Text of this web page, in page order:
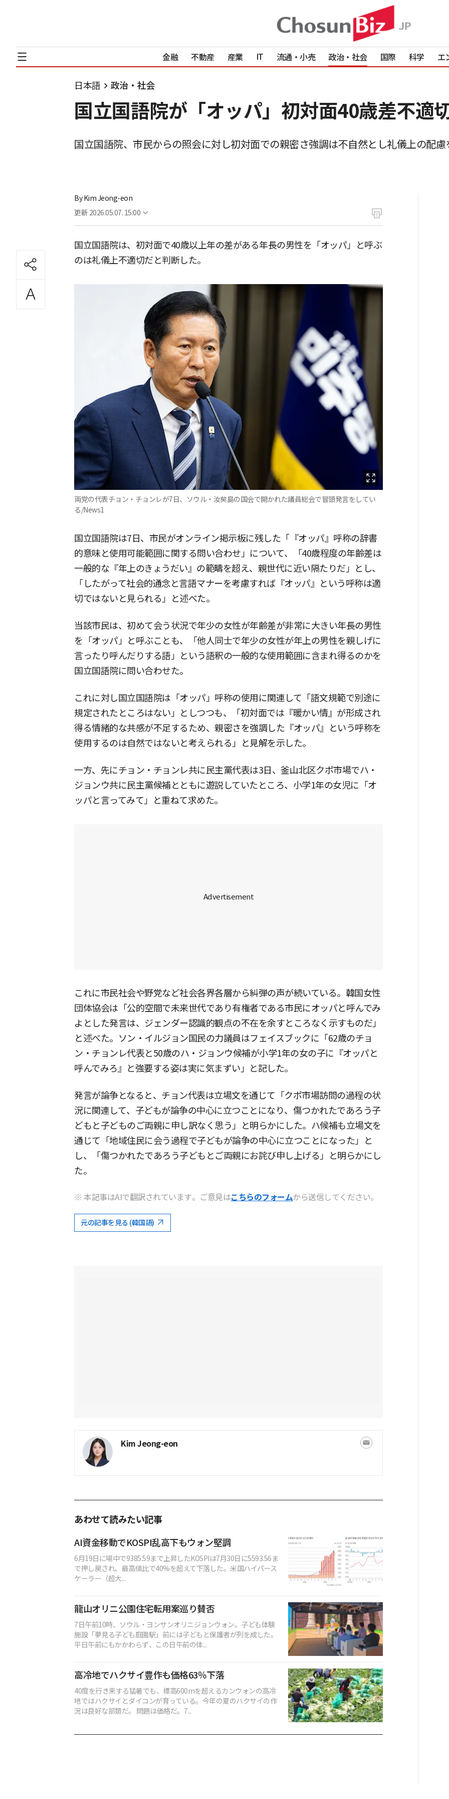
金融 不動産 産業 IT 流通・小売 政治・社会 国際 科学 エ
日本語 政治・社会
国立国語院が「オッパ」初対面40歳差不適
国立国語院、市民からの照会に対し初対面での親密さ強調は不自然とし礼儀上の配慮
ByKim Jeong-eon
更新 2026.05.07. 15:00
国立国語院は、初対面で40歳以上年の差がある年長の男性を「オッパ」と呼ぶ
のは礼儀上不適切だと判断した。
両党の代表チョン・チョンレが7日、ソウル・汝矣島の国会で開かれた議員総会で冒頭発言をしてい
る/News1
国立国語院は7日、市民がオンライン掲示板に残した「『オッパ』呼称の辞書
的意味と使用可能範囲に関する問い合わせ」について、「40歳程度の年齢差は
一般的な『年上のきょうだい』の範疇を超え、親世代に近い隔たりだ」とし、
「したがって社会的通念と言語マナーを考慮すれば『オッパ』という呼称は適
切ではないと見られる」と述べた。
当該市民は、初めて会う状況で年少の女性が年齢差が非常に大きい年長の男性
を「オッパ」と呼ぶことも、「他人同士で年少の女性が年上の男性を親しげに
言ったり呼んだりする語」という語釈の一般的な使用範囲に含まれ得るのかを
国立国語院に問い合わせた。
これに対し国立国語院は「オッパ」呼称の使用に関連して「語文規範で別途に
規定されたところはない」としつつも、「初対面では『暖かい情』が形成され
得る情緒的な共感が不足するため、親密さを強調した『オッパ』という呼称を
使用するのは自然ではないと考えられる」と見解を示した。
一方、先にチョン・チョンレ共に民主黨代表は3日、釜山北区クポ市場でハ・
ジョンウ共に民主黨候補とともに遊説していたところ、小学1年の女児に「オ
ッパと言ってみて」と重ねて求めた。
これに市民社会や野党など社会各界各層から糾弾の声が続いている。韓国女性
団体協会は「公的空間で未来世代であり有権者である市民にオッパと呼んでみ
よとした発言は、ジェンダー認識的観点の不在を余すところなく示すものだ」
と述べた。ソン・イルジョン国民の力議員はフェイスブックに「62歳のチョ
ン・チョンレ代表と50歳のハ・ジョンウ候補が小学1年の女の子に『オッパと
呼んでみろ』と強要する姿は実に気まずい」と記した。
発言が論争となると、チョン代表は立場文を通じて「クポ市場訪問の過程の状
況に関連して、子どもが論争の中心に立つことになり、傷つかれたであろう子
どもと子どものご両親に申し訳なく思う」と明らかにした。ハ候補も立場文を
通じて「地域住民に会う過程で子どもが論争の中心に立つことになった」と
し、「傷つかれたであろう子どもとご両親にお詫び申し上げる」と明らかにし
た。
※ 本記事はAIで翻訳されています。ご意見はこちらのフォームから送信してください。
元の記事を見る (韓国語)
Kim Jeong-eon
あわせて読みたい記事
AI資金移動でKOSPI乱高下もウォン堅調
6月19日に場中で9385.59まで上昇したKOSPIは7月30日に5593.56ま
で押し戻され、最高値比で40%を超えて下落した。米国ハイパース
ケーラー（超大...
龍山オリニ公園住宅転用案巡り賛否
7日午前10時、ソウル・ヨンサンオリニジョンウォン。子ども体験
施設「夢見る子ども庭園駅」前には子どもと保護者が列を成した。
平日午前にもかかわらず、この日午前の体...
高冷地でハクサイ豊作も価格63％下落
40度を行き来する猛暑でも、標高600mを超えるカンウォンの高冷
地ではハクサイとダイコンが育っている。今年の夏のハクサイの作
況は良好な部類だ。 問題は価格だ。7...